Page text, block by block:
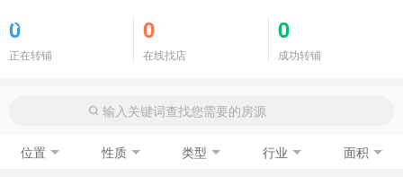
0
正在转铺
0
在线找店
0
成功转铺
位置 性质 类型 行业 面积